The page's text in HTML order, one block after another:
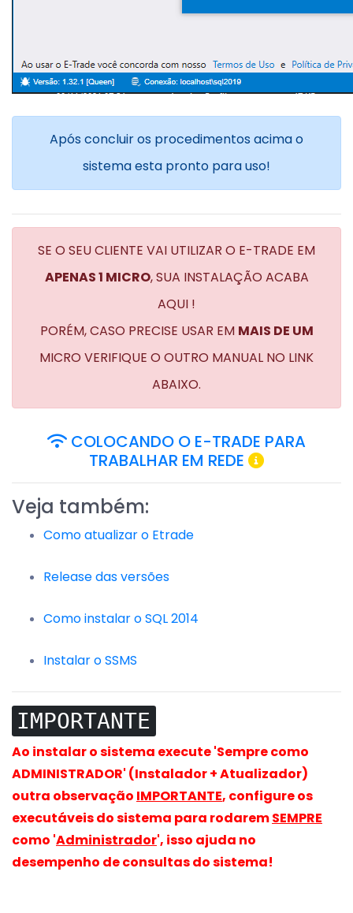
Após concluir os procedimentos acima o
sistema esta pronto para uso!
SE O SEU CLIENTE VAI UTILIZAR O E-TRADE EM
APENAS 1 MICRO, SUA INSTALAÇÃO ACABA
AQUI !
PORÉM, CASO PRECISE USAR EM MAIS DE UM
MICRO VERIFIQUE O OUTRO MANUAL NO LINK
ABAIXO.
COLOCANDO O E-TRADE PARA
TRABALHAR EM REDE
Veja também:
Como atualizar o Etrade
Release das versões
Como instalar o SQL 2014
Instalar o SSMS
IMPORTANTE
Ao instalar o sistema execute 'Sempre como
ADMINISTRADOR' (Instalador + Atualizador)
outra observação IMPORTANTE, configure os
executáveis do sistema para rodaremSEMPRE
como 'Administrador', isso ajuda no
desempenho de consultas do sistema!